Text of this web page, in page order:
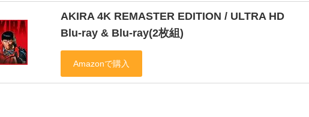
AKIRA 4K REMASTER EDITION / ULTRA HD
Blu-ray & Blu-ray(2枚組)